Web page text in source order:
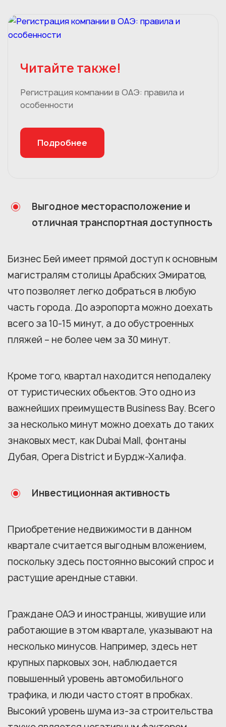
Читайте также!
Регистрация компании в ОАЭ: правила и
особенности
Подробнее
Выгодное месторасположение и
отличная транспортная доступность
Бизнес Бей имеет прямой доступ к основным
магистралям столицы Арабских Эмиратов,
что позволяет легко добраться в любую
часть города. До аэропорта можно доехать
всего за 10-15 минут, а до обустроенных
пляжей – не более чем за 30 минут.
Кроме того, квартал находится неподалеку
от туристических объектов. Это одно из
важнейших преимуществ Business Bay. Всего
за несколько минут можно доехать до таких
знаковых мест, как Dubai Mall, фонтаны
Дубая, Opera District и Бурдж-Халифа.
Инвестиционная активность
Приобретение недвижимости в данном
квартале считается выгодным вложением,
поскольку здесь постоянно высокий спрос и
растущие арендные ставки.
Граждане ОАЭ и иностранцы, живущие или
работающие в этом квартале, указывают на
несколько минусов. Например, здесь нет
крупных парковых зон, наблюдается
повышенный уровень автомобильного
трафика, и люди часто стоят в пробках.
Высокий уровень шума из-за строительства